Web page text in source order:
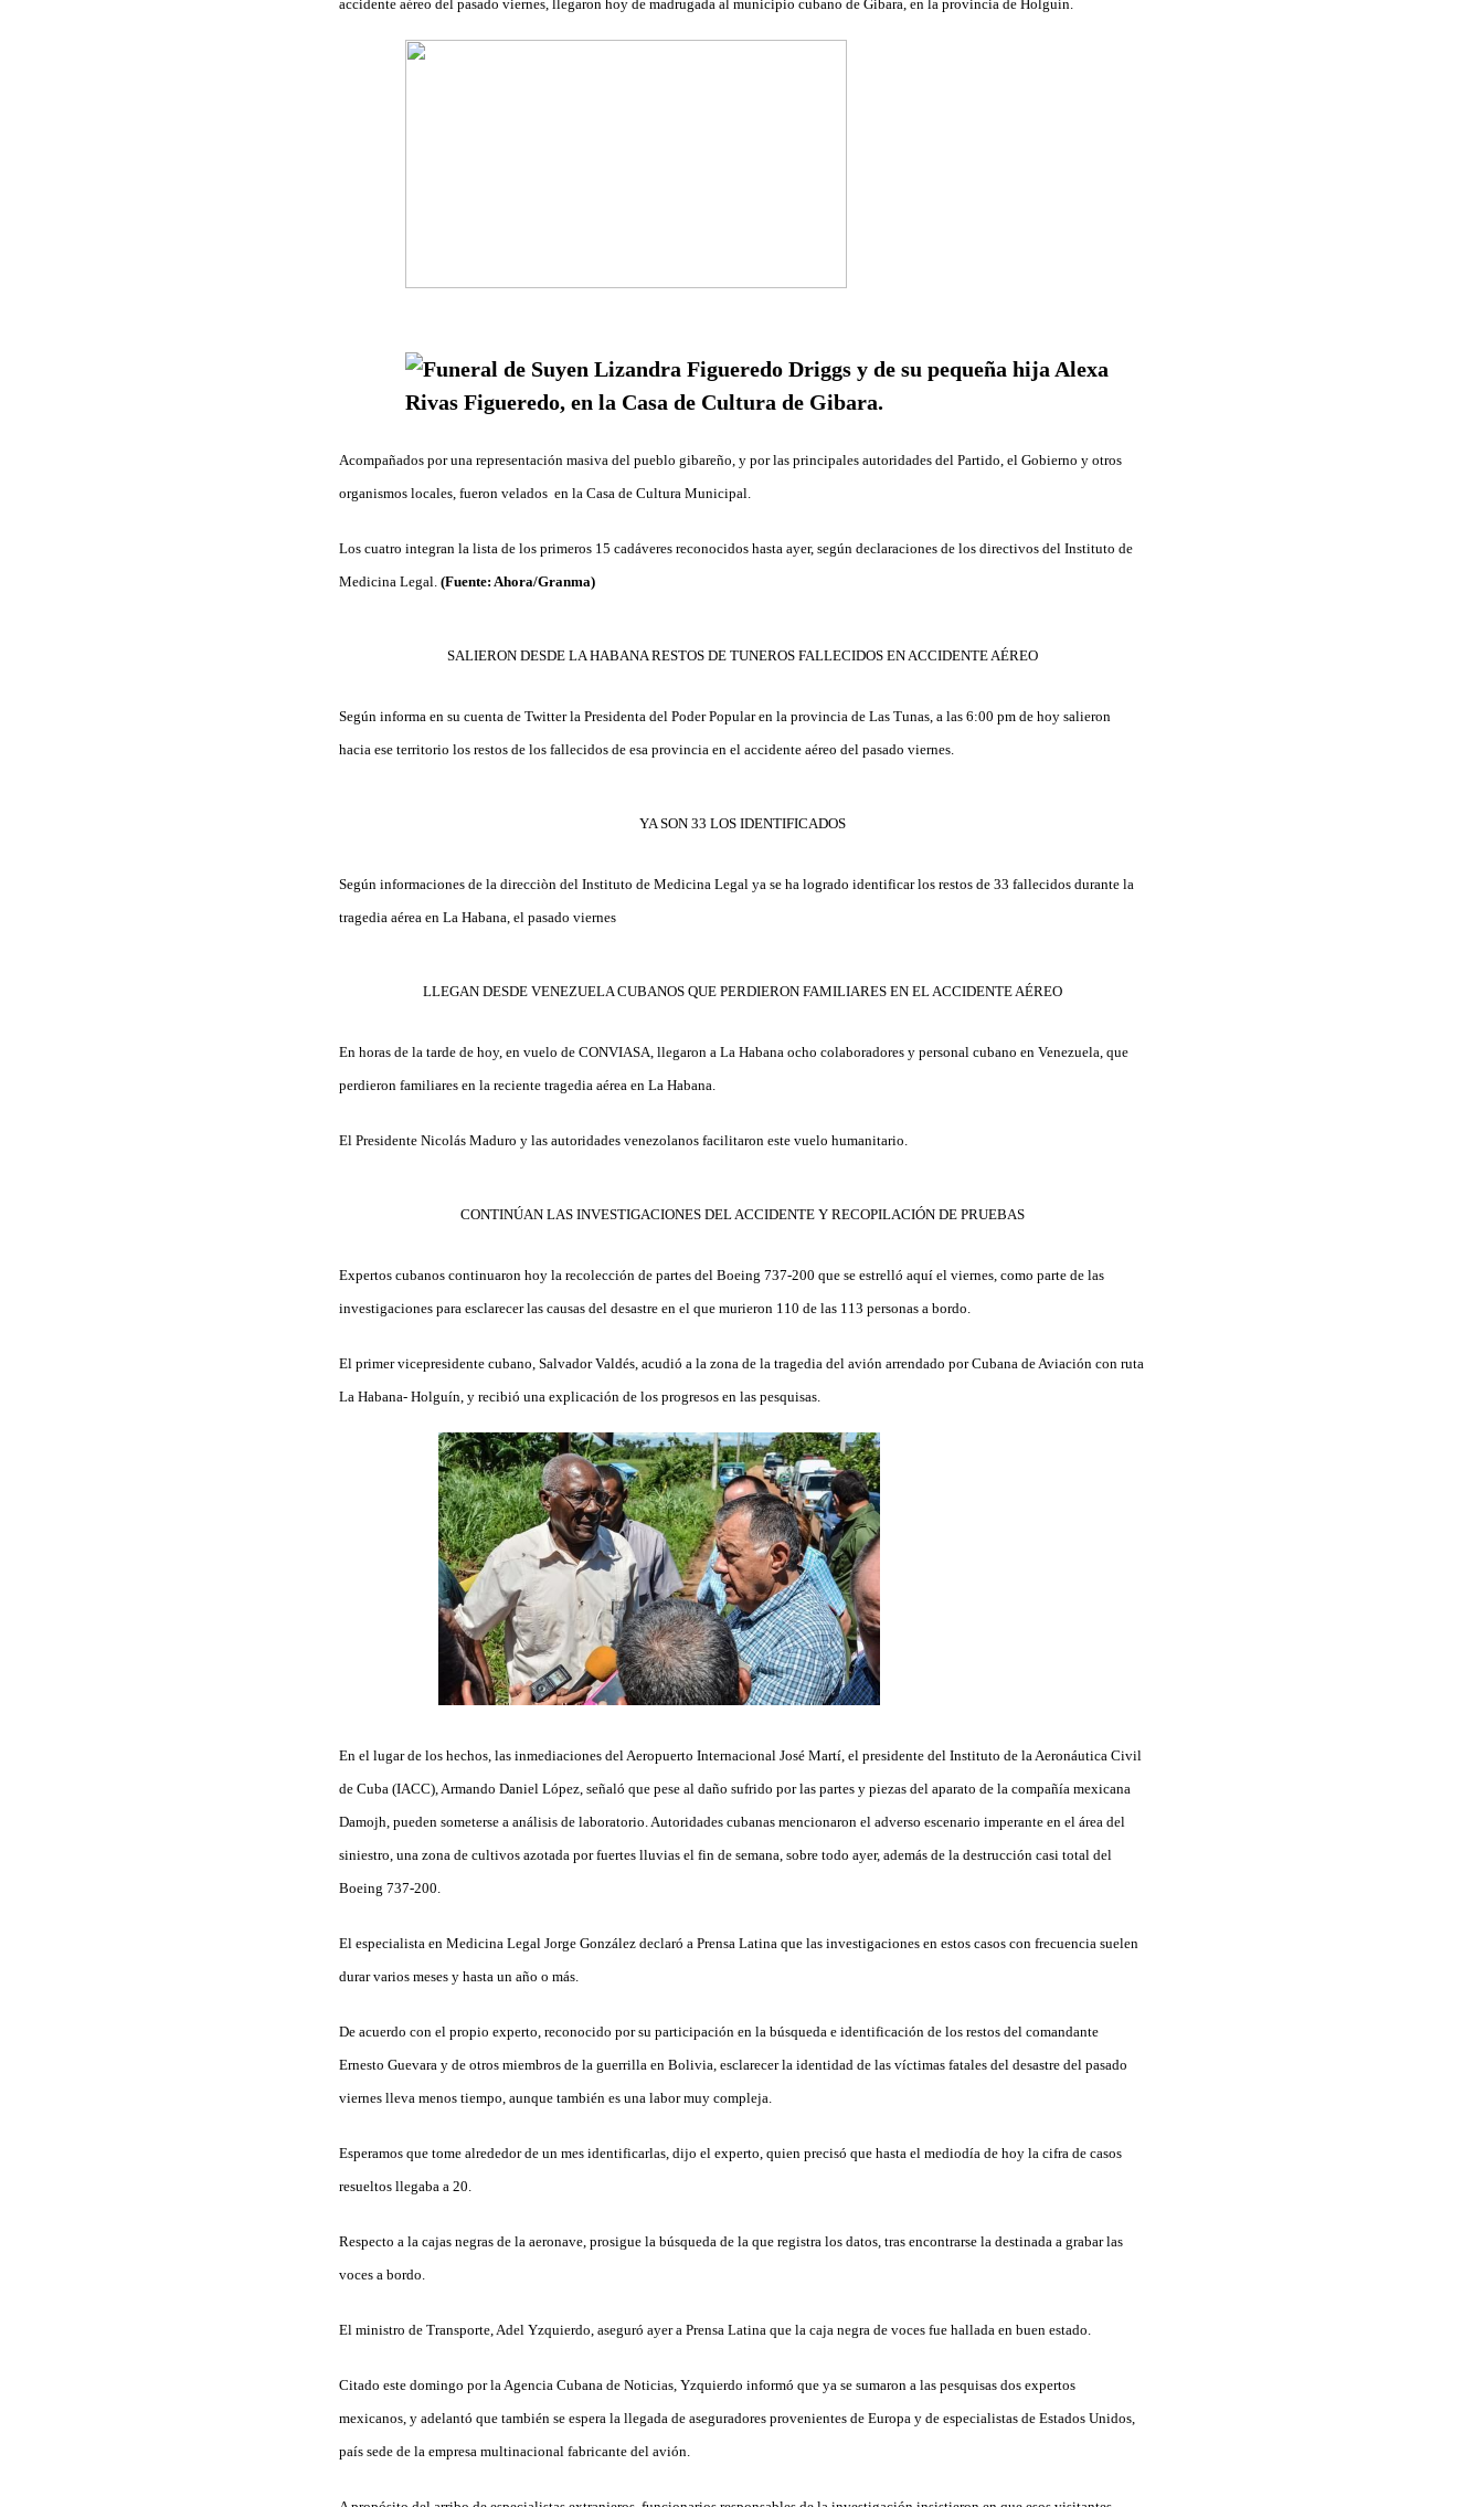
accidente aéreo del pasado viernes, llegaron hoy de madrugada al municipio cubano de Gibara, en la provincia de Holguín.
Acompañados por una representación masiva del pueblo gibareño, y por las principales autoridades del Partido, el Gobierno y otros
organismos locales, fueron velados en la Casa de Cultura Municipal.
Los cuatro integran la lista de los primeros 15 cadáveres reconocidos hasta ayer, según declaraciones de los directivos del Instituto de
Medicina Legal. (Fuente: Ahora/Granma)
SALIERON DESDE LA HABANA RESTOS DE TUNEROS FALLECIDOS EN ACCIDENTE AÉREO
Según informa en su cuenta de Twitter la Presidenta del Poder Popular en la provincia de Las Tunas, a las 6:00 pm de hoy salieron
hacia ese territorio los restos de los fallecidos de esa provincia en el accidente aéreo del pasado viernes.
YA SON 33 LOS IDENTIFICADOS
Según informaciones de la direcciòn del Instituto de Medicina Legal ya se ha logrado identificar los restos de 33 fallecidos durante la
tragedia aérea en La Habana, el pasado viernes
LLEGAN DESDE VENEZUELA CUBANOS QUE PERDIERON FAMILIARES EN EL ACCIDENTE AÉREO
En horas de la tarde de hoy, en vuelo de CONVIASA, llegaron a La Habana ocho colaboradores y personal cubano en Venezuela, que
perdieron familiares en la reciente tragedia aérea en La Habana.
El Presidente Nicolás Maduro y las autoridades venezolanos facilitaron este vuelo humanitario.
CONTINÚAN LAS INVESTIGACIONES DEL ACCIDENTE Y RECOPILACIÓN DE PRUEBAS
Expertos cubanos continuaron hoy la recolección de partes del Boeing 737-200 que se estrelló aquí el viernes, como parte de las
investigaciones para esclarecer las causas del desastre en el que murieron 110 de las 113 personas a bordo.
El primer vicepresidente cubano, Salvador Valdés, acudió a la zona de la tragedia del avión arrendado por Cubana de Aviación con ruta
La Habana- Holguín, y recibió una explicación de los progresos en las pesquisas.
En el lugar de los hechos, las inmediaciones del Aeropuerto Internacional José Martí, el presidente del Instituto de la Aeronáutica Civil
de Cuba (IACC), Armando Daniel López, señaló que pese al daño sufrido por las partes y piezas del aparato de la compañía mexicana
Damojh, pueden someterse a análisis de laboratorio. Autoridades cubanas mencionaron el adverso escenario imperante en el área del
siniestro, una zona de cultivos azotada por fuertes lluvias el fin de semana, sobre todo ayer, además de la destrucción casi total del
Boeing 737-200.
El especialista en Medicina Legal Jorge González declaró a Prensa Latina que las investigaciones en estos casos con frecuencia suelen
durar varios meses y hasta un año o más.
De acuerdo con el propio experto, reconocido por su participación en la búsqueda e identificación de los restos del comandante
Ernesto Guevara y de otros miembros de la guerrilla en Bolivia, esclarecer la identidad de las víctimas fatales del desastre del pasado
viernes lleva menos tiempo, aunque también es una labor muy compleja.
Esperamos que tome alrededor de un mes identificarlas, dijo el experto, quien precisó que hasta el mediodía de hoy la cifra de casos
resueltos llegaba a 20.
Respecto a la cajas negras de la aeronave, prosigue la búsqueda de la que registra los datos, tras encontrarse la destinada a grabar las
voces a bordo.
El ministro de Transporte, Adel Yzquierdo, aseguró ayer a Prensa Latina que la caja negra de voces fue hallada en buen estado.
Citado este domingo por la Agencia Cubana de Noticias, Yzquierdo informó que ya se sumaron a las pesquisas dos expertos
mexicanos, y adelantó que también se espera la llegada de aseguradores provenientes de Europa y de especialistas de Estados Unidos,
país sede de la empresa multinacional fabricante del avión.